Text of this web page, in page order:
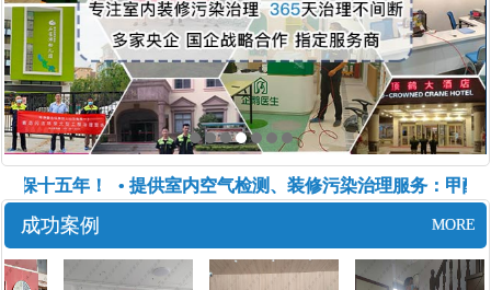
十五年！ • 提供室内空气检测、装修污染治理服务：甲醛
成功案例 MORE